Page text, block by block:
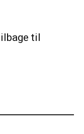
til